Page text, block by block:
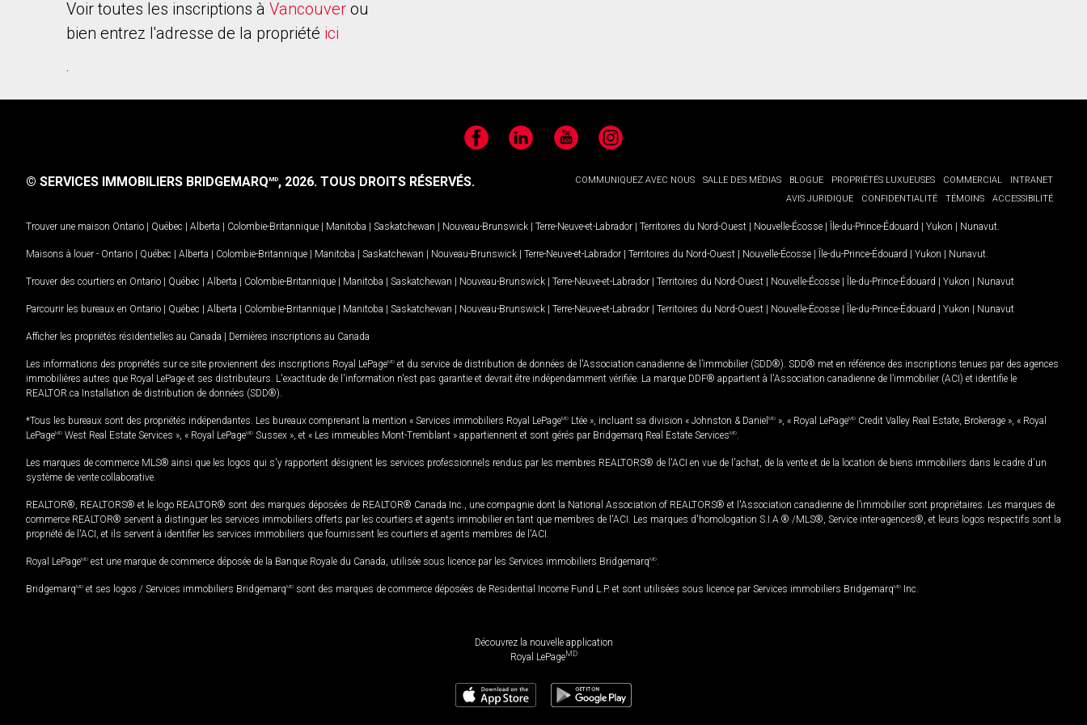
Voir toutes les inscriptions à Vancouver ou
bien entrez l'adresse de la propriété ici
.
FacebookLinkedIn YouTubeInstagram
COMMUNIQUEZ AVEC NOUS SALLE DES MÉDIAS BLOGUE PROPRIÉTÉS LUXUEUSES COMMERCIAL
INTRANET
AVIS JURIDIQUE
CONFIDENTIALITÉ TÉMOINS ACCESSIBILITÉ
© SERVICES IMMOBILIERS BRIDGEMARQMD, 2026. TOUS DROITS RÉSERVÉS.
Trouver une maison Ontario | Québec | Alberta | Colombie-Britannique | Manitoba | Saskatchewan | Nouveau-Brunswick | Terre-Neuve-et-Labrador | Territoires du Nord-Ouest | Nouvelle-Écosse | Île-du-Prince-Édouard | Yukon | Nunavut
Maisons à louer - Ontario | Québec | Alberta | Colombie-Britannique | Manitoba | Saskatchewan | Nouveau-Brunswick | Terre-Neuve-et-Labrador | Territoires du Nord-Ouest | Nouvelle-Écosse | Île-du-Prince-Édouard | Yukon | Nunavut
Trouver des courtiers en Ontario | Québec | Alberta | Colombie-Britannique | Manitoba | Saskatchewan | Nouveau-Brunswick | Terre-Neuve-et-Labrador | Territoires du Nord-Ouest | Nouvelle-Écosse | Île-du-Prince-Édouard | Yukon | Nunavut
Parcourir les bureaux en Ontario | Québec | Alberta | Colombie-Britannique | Manitoba | Saskatchewan | Nouveau-Brunswick | Terre-Neuve-et-Labrador | Territoires du Nord-Ouest | Nouvelle-Écosse | Île-du-Prince-Édouard | Yukon | Nunavut
Afficher les propriétés résidentielles au Canada | Dernières inscriptions au Canada
Les informations des propriétés sur ce site proviennent des inscriptions Royal LePageMD et du service de distribution de données de l'Association canadienne de l’immobilier (SDD®). SDD® met en référence des inscriptions tenues par des agences
immobilières autres que Royal LePage et ses distributeurs. L'exactitude de l'information n'est pas garantie et devrait être indépendamment vérifiée. La marque DDF® appartient à l'Association canadienne de l’immobilier (ACI) et identifie le
REALTOR.ca Installation de distribution de données (SDD®).
*Tous les bureaux sont des propriétés indépendantes. Les bureaux comprenant la mention « Services immobiliers Royal LePageMD Ltée », incluant sa division « Johnston & Daniel MD », « Royal LePageMD Credit Valley Real Estate, Brokerage », « Royal
LePageMD West Real Estate Services », « Royal LePageMD Sussex », et « Les immeubles Mont-Tremblant » appartiennent et sont gérés par Bridgemarq Real Estate ServicesMD
Les marques de commerce MLS® ainsi que les logos qui s'y rapportent désignent les services professionnels rendus par les membres REALTORS® de l'ACI en vue de l'achat, de la vente et de la location de biens immobiliers dans le cadre d'un
système de vente collaborative.
REALTOR®, REALTORS® et le logo REALTOR® sont des marques déposées de REALTOR® Canada Inc., une compagnie dont la National Association of REALTORS® et l'Association canadienne de l’immobilier sont propriétaires. Les marques de
commerce REALTOR® servent à distinguer les services immobiliers offerts par les courtiers et agents immobilier en tant que membres de l'ACI. Les marques d'homologation S.I.A.® /MLS®, Service inter-agences®, et leurs logos respectifs sont la
propriété de l'ACI, et ils servent à identifier les services immobiliers que fournissent les courtiers et agents membres de l'ACI.
Royal LePageMD est une marque de commerce déposée de la Banque Royale du Canada, utilisée sous licence par les Services immobiliers BridgemarqMD
BridgemarqMD et ses logos / Services immobiliers BridgemarqMD sont des marques de commerce déposées de Residential Income Fund L.P. et sont utilisées sous licence par Services immobiliers BridgemarqMD Inc.
Découvrez la nouvelle application
Royal LePageMD